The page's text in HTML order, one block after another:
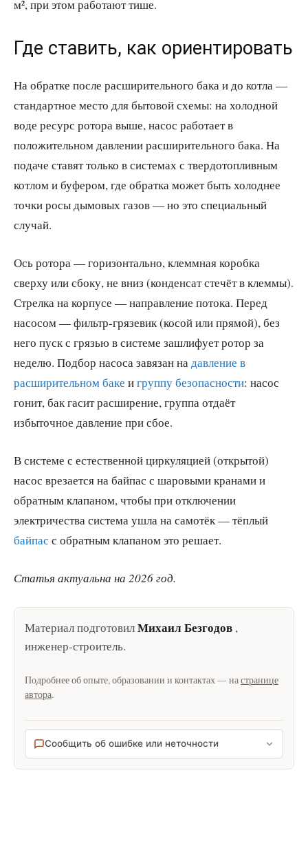
м², при этом работают тише.
Где ставить, как ориентировать
На обратке после расширительного бака и до котла —
стандартное место для бытовой схемы: на холодной
воде ресурс ротора выше, насос работает в
положительном давлении расширительного бака. На
подаче ставят только в системах с твердотопливным
котлом и буфером, где обратка может быть холоднее
точки росы дымовых газов — но это специальный
случай.
Ось ротора — горизонтально, клеммная коробка
сверху или сбоку, не вниз (конденсат стечёт в клеммы).
Стрелка на корпусе — направление потока. Перед
насосом — фильтр-грязевик (косой или прямой), без
него пуск с грязью в системе зашлифует ротор за
неделю. Подбор насоса завязан надавление в
расширительном баке игруппу безопасности: насос
гонит, бак гасит расширение, группа отдаёт
избыточное давление при сбое.
В системе с естественной циркуляцией (открытой)
насос врезается на байпас с шаровыми кранами и
обратным клапаном, чтобы при отключении
электричества система ушла на самотёк — тёплый
байпас с обратным клапаном это решает.
Статья актуальна на 2026 год.
Материал подготовилМихаил Безгодов ,
инженер-строитель.
Подробнее об опыте, образовании и контактах — настранице
автора.
Сообщить об ошибке или неточности